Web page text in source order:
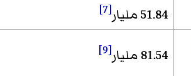
51.84 مليار [7]
81.54 مليار [9]